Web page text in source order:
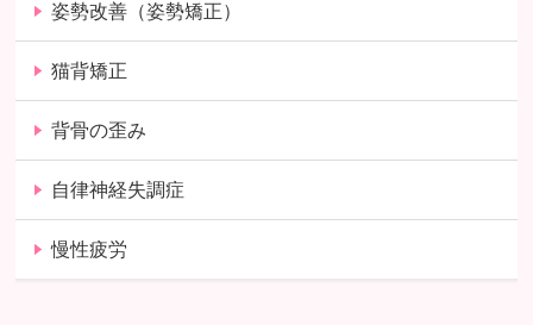
姿勢改善（姿勢矯正）
猫背矯正
背骨の歪み
自律神経失調症
慢性疲労